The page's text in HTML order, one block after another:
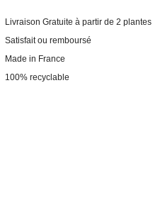
Livraison Gratuite à partir de 2 plantes
Satisfait ou remboursé
Made in France
100% recyclable